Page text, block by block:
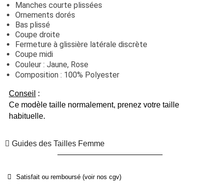
Manches courte plissées
Ornements dorés
Bas plissé
Coupe droite
Fermeture à glissière latérale discrète
Coupe midi
Couleur : Jaune, Rose
Composition : 100% Polyester
Conseil :
Ce modèle taille normalement, prenez votre taille
habituelle.
Guides des Tailles Femme
Satisfait ou remboursé (voir nos cgv)